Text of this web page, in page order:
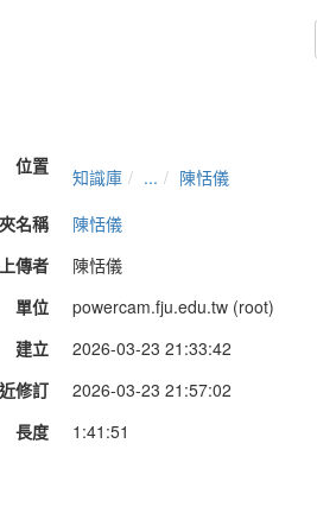
位置 知識庫 ...
陳恬儀
名稱
陳恬儀
上傳者
陳恬儀
單位
powercam.fju.edu.tw (root)
建立
2026-03-23 21:33:42
修訂
2026-03-23 21:57:02
長度
1:41:51